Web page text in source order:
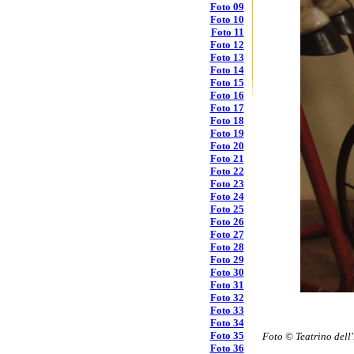
Foto 09
Foto 10
Foto 11
Foto 12
Foto 13
Foto 14
Foto 15
Foto 16
Foto 17
Foto 18
Foto 19
Foto 20
Foto 21
Foto 22
Foto 23
Foto 24
Foto 25
Foto 26
Foto 27
Foto 28
Foto 29
Foto 30
Foto 31
Foto 32
Foto 33
Foto 34
Foto 35
Foto 36
Foto © Teatrino